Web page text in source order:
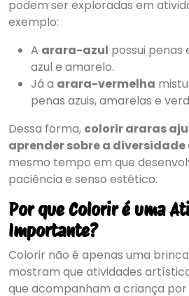
podem ser exploradas em
exemplo:
A arara-azul possui penas
azul e amarelo.
Já a arara-vermelha
penas azuis, amarelas e
Dessa forma, colorir araras
aprender sobre a
mesmo tempo em que
paciência e senso estético.
Por que Colorir é uma
Importante?
Colorir não é apenas uma
mostram que atividades
que acompanham a criança por